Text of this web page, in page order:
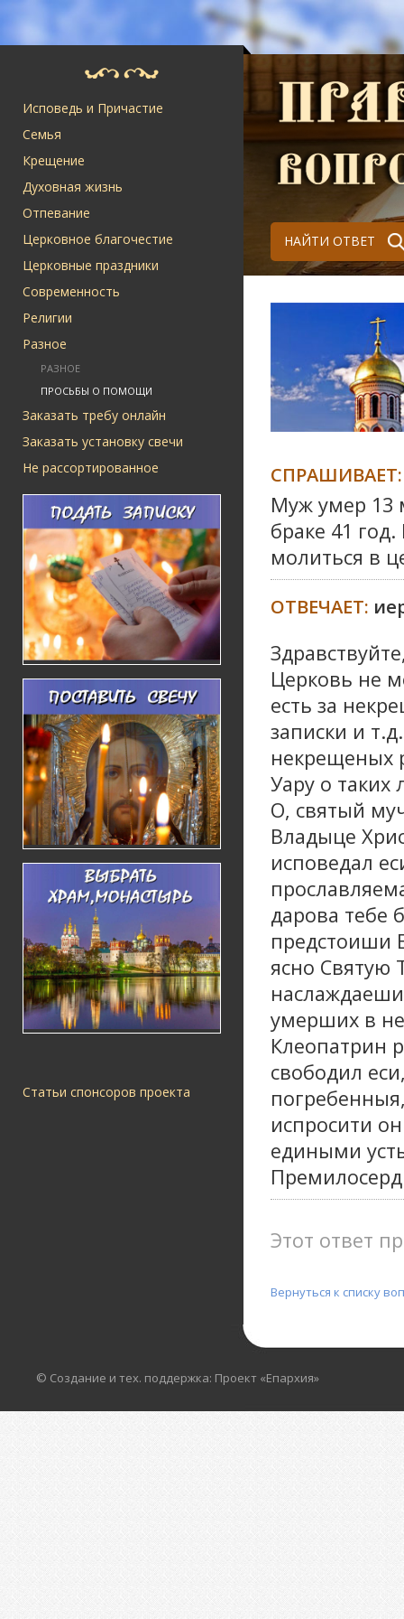
Исповедь и Причастие
Семья
Крещение
Духовная жизнь
Отпевание
Церковное благочестие
Церковные праздники
Современность
Религии
Разное
РАЗНОЕ
ПРОСЬБЫ О ПОМОЩИ
Заказать требу онлайн
Заказать установку свечи
Не рассортированное
Статьи спонсоров проекта
НАЙТИ ОТВЕТ
СПРАШИВАЕТ:
Муж умер 13
браке 41
молиться в
ОТВЕЧАЕТ:
Церковь не
есть за
записки и
некрещеных
Уару о таких
О, святый
Владыце
исповедал
дарова тебе
предстоиши
ясно Святую
умерших в
Клеопатрин
свободил
испросити
едиными
Этот ответ
Вернуться к списку
© Создание и тех. поддержка: Проект «Епархия»